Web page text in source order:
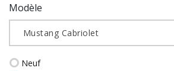
Modèle
Mustang Cabriolet
Neuf